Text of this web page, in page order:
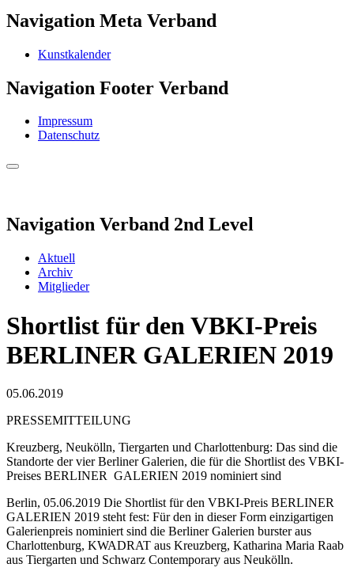
Navigation Meta Verband
Kunstkalender
Navigation Footer Verband
Impressum
Datenschutz
Navigation Verband 2nd Level
Aktuell
Archiv
Mitglieder
Shortlist für den VBKI-Preis
BERLINER GALERIEN 2019
05.06.2019
PRESSEMITTEILUNG
Kreuzberg, Neukölln, Tiergarten und Charlottenburg: Das sind die
Standorte der vier Berliner Galerien, die für die Shortlist des VBKI-
Preises BERLINER GALERIEN 2019 nominiert sind
Berlin, 05.06.2019 Die Shortlist für den VBKI-Preis BERLINER
GALERIEN 2019 steht fest: Für den in dieser Form einzigartigen
Galerien­prei­s nominiert sind die Berliner Galerien burster aus
Charlottenburg, KWADRAT aus Kreuzberg, Katharina Maria Raab
aus Tiergarten und Schwarz Contemporary aus Neukölln.